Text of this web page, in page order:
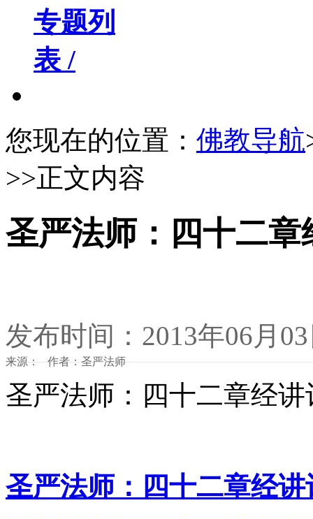
专题列
表 /
您现在的位置： 佛教导航
>>正文内容
圣严法师：四十二
发布时间：2013年06月
来源： 作者：圣严法师
圣严法师：四十二章经
圣严法师：四十二章经